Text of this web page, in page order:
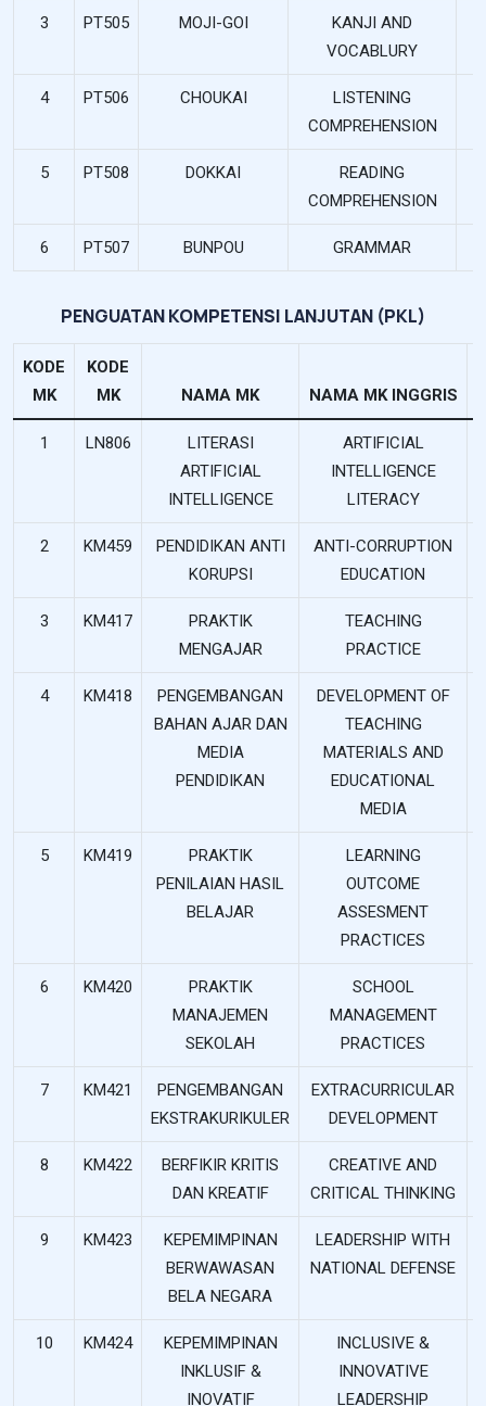
3 PT505 MOJI-GOI
KANJI AND
VOCABLURY
4 PT506 CHOUKAI
LISTENING
COMPREHENSION
5 PT508 DOKKAI
READING
COMPREHENSION
6 PT507 BUNPOU GRAMMAR
PENGUATAN KOMPETENSI LANJUTAN (PKL)
KODE
MK
KODE
MK
NAMA MK NAMA MK INGGRIS
1 LN806
LITERASI
ARTIFICIAL
INTELLIGENCE
ARTIFICIAL
INTELLIGENCE
LITERACY
2 KM459
PENDIDIKAN ANTI
KORUPSI
ANTI-CORRUPTION
EDUCATION
3 KM417
PRAKTIK
MENGAJAR
TEACHING
PRACTICE
4 KM418
PENGEMBANGAN
BAHAN AJAR DAN
MEDIA
PENDIDIKAN
DEVELOPMENT OF
TEACHING
MATERIALS AND
EDUCATIONAL
MEDIA
5 KM419
PRAKTIK
PENILAIAN HASIL
BELAJAR
LEARNING
OUTCOME
ASSESMENT
PRACTICES
6 KM420
PRAKTIK
MANAJEMEN
SEKOLAH
SCHOOL
MANAGEMENT
PRACTICES
7 KM421
PENGEMBANGAN
EKSTRAKURIKULER
EXTRACURRICULAR
DEVELOPMENT
8 KM422
BERFIKIR KRITIS
DAN KREATIF
CREATIVE AND
CRITICAL THINKING
9 KM423
KEPEMIMPINAN
BERWAWASAN
BELA NEGARA
LEADERSHIP WITH
NATIONAL DEFENSE
10 KM424
KEPEMIMPINAN
INKLUSIF &
INOVATIF
INCLUSIVE &
INNOVATIVE
LEADERSHIP